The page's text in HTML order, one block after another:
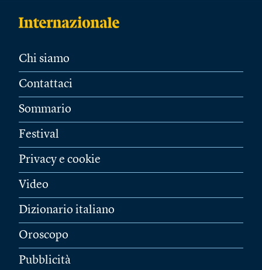
Chi siamo
Contattaci
Sommario
Festival
Privacy e cookie
Video
Dizionario italiano
Oroscopo
Pubblicità